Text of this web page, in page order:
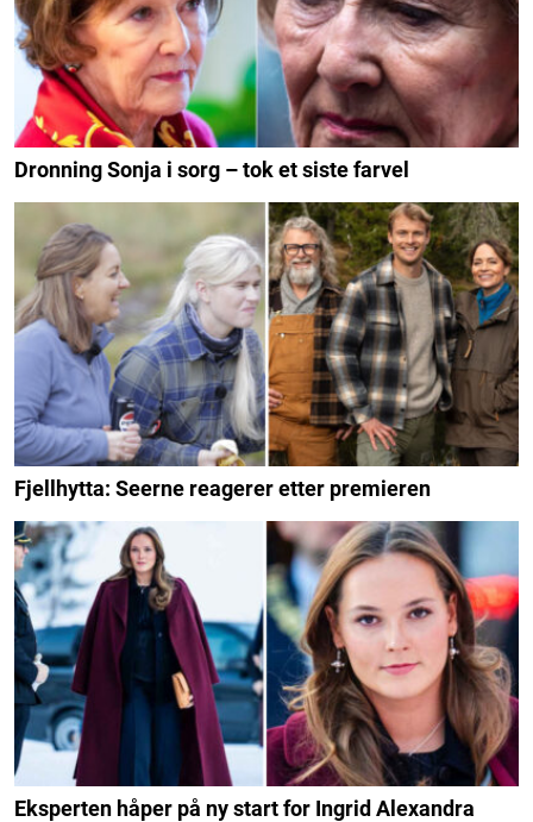
Dronning Sonja i sorg – tok et siste farvel
Fjellhytta: Seerne reagerer etter premieren
Eksperten håper på ny start for Ingrid Alexandra